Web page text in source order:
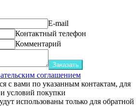
E-mail
Контактный телефон
Комментарий
Заказать
соглашением
с вами по указанным контактам, для
условий покупки
использованы только для обратной